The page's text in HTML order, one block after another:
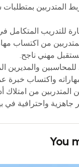
المتدربين
للتدريب المتكامل
من اكتساب
مهني ناجح.
للمحاسبين والمديرين
واكتساب خبرة
المتدربين من
جاهزية واحترافية في
You